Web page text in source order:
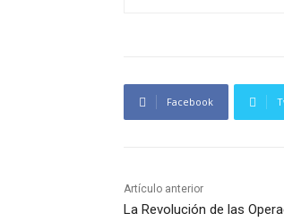
Facebook
Artículo anterior
La Revolución de las